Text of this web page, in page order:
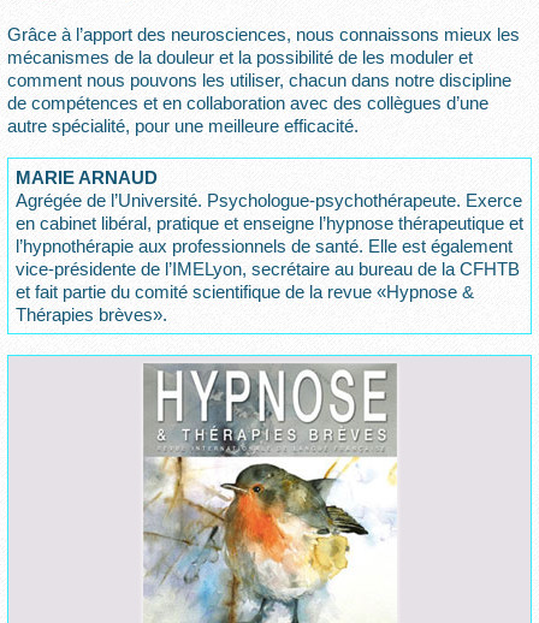
Grâce à l’apport des neurosciences, nous connaissons mieux les
mécanismes de la douleur et la possibilité de les moduler et
comment nous pouvons les utiliser, chacun dans notre discipline
de compétences et en collaboration avec des collègues d’une
autre spécialité, pour une meilleure efficacité.
MARIE ARNAUD
Agrégée de l’Université. Psychologue-psychothérapeute. Exerce
en cabinet libéral, pratique et enseigne l’hypnose thérapeutique et
l’hypnothérapie aux professionnels de santé. Elle est également
vice-présidente de l’IMELyon, secrétaire au bureau de la CFHTB
et fait partie du comité scientifique de la revue «Hypnose &
Thérapies brèves».